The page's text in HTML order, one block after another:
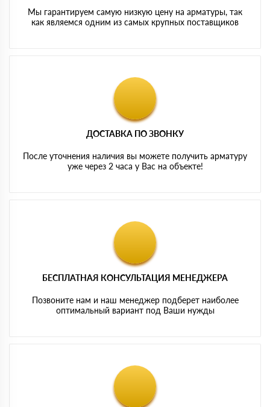
Мы гарантируем самую низкую цену на арматуры, так
как являемся одним из самых крупных поставщиков
ДОСТАВКА ПО ЗВОНКУ
После уточнения наличия вы можете получить арматуру
уже через 2 часа у Вас на объекте!
БЕСПЛАТНАЯ КОНСУЛЬТАЦИЯ МЕНЕДЖЕРА
Позвоните нам и наш менеджер подберет наиболее
оптимальный вариант под Ваши нужды